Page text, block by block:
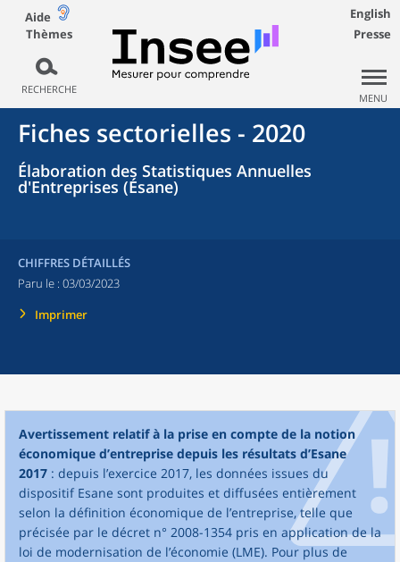
Aide
Thèmes
RECHERCHE
English
Presse
MENU
Fiches sectorielles - 2020
Élaboration des Statistiques Annuelles
d'Entreprises (Ésane)
CHIFFRES DÉTAILLÉS
Paru le : 03/03/2023
Imprimer
Avertissement relatif à la prise en compte de la notion
économique d’entreprise depuis les résultats d’Esane
2017 : depuis l’exercice 2017, les données issues du
dispositif Esane sont produites et diffusées entièrement
selon la définition économique de l’entreprise, telle que
précisée par le décret n° 2008-1354 pris en application de la
loi de modernisation de l’économie (LME). Pour plus de